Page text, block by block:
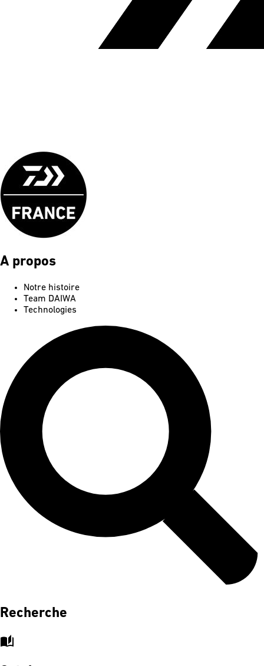
A propos
Notre histoire
Team DAIWA
Technologies
Recherche
auto_stories